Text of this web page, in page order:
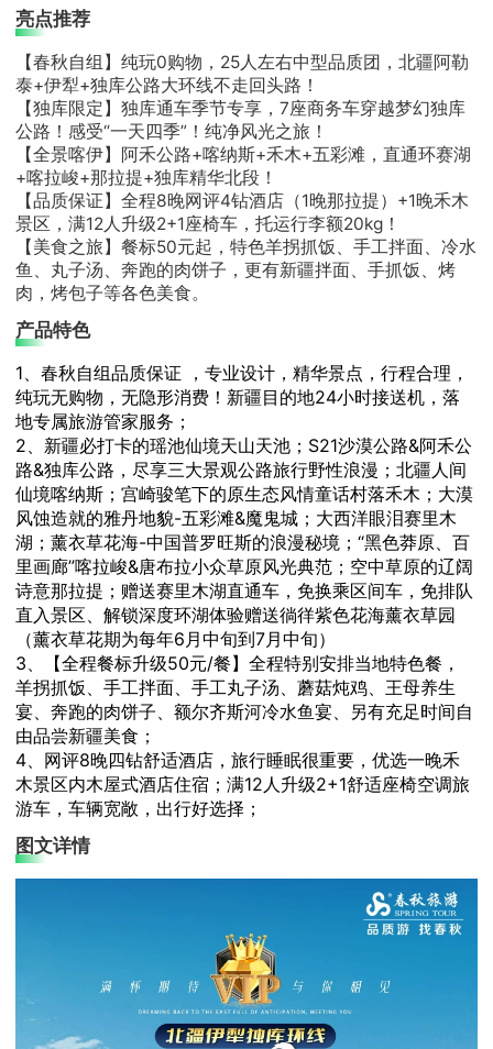
亮点推荐
【春秋自组】纯玩0购物，25人左右中型品质团，北疆阿勒
泰+伊犁+独库公路大环线不走回头路！
【独库限定】独库通车季节专享，7座商务车穿越梦幻独库
公路！感受“一天四季”！纯净风光之旅！
【全景喀伊】阿禾公路+喀纳斯+禾木+五彩滩，直通环赛湖
+喀拉峻+那拉提+独库精华北段！
【品质保证】全程8晚网评4钻酒店（1晚那拉提）+1晚禾木
景区，满12人升级2+1座椅车，托运行李额20kg！
【美食之旅】餐标50元起，特色羊拐抓饭、手工拌面、冷水
鱼、丸子汤、奔跑的肉饼子，更有新疆拌面、手抓饭、烤
肉，烤包子等各色美食。
产品特色
1、春秋自组品质保证 ，专业设计，精华景点，行程合理，
纯玩无购物，无隐形消费！新疆目的地24小时接送机，落
地专属旅游管家服务；
2、新疆必打卡的瑶池仙境天山天池；S21沙漠公路&阿禾公
路&独库公路，尽享三大景观公路旅行野性浪漫；北疆人间
仙境喀纳斯；宫崎骏笔下的原生态风情童话村落禾木；大漠
风蚀造就的雅丹地貌-五彩滩&魔鬼城；大西洋眼泪赛里木
湖；薰衣草花海-中国普罗旺斯的浪漫秘境；“黑色莽原、百
里画廊”喀拉峻&唐布拉小众草原风光典范；空中草原的辽阔
诗意那拉提；赠送赛里木湖直通车，免换乘区间车，免排队
直入景区、解锁深度环湖体验赠送徜徉紫色花海薰衣草园
（薰衣草花期为每年6月中旬到7月中旬）
3、【全程餐标升级50元/餐】全程特别安排当地特色餐，
羊拐抓饭、手工拌面、手工丸子汤、蘑菇炖鸡、王母养生
宴、奔跑的肉饼子、额尔齐斯河冷水鱼宴、另有充足时间自
由品尝新疆美食；
4、网评8晚四钻舒适酒店，旅行睡眠很重要，优选一晚禾
木景区内木屋式酒店住宿；满12人升级2+1舒适座椅空调旅
游车，车辆宽敞，出行好选择；
图文详情